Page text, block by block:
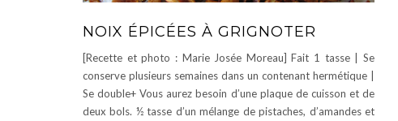
NOIX ÉPICÉES À GRIGNOTER
[Recette et photo : Marie Josée Moreau] Fait 1 tasse | Se
conserve plusieurs semaines dans un contenant hermétique |
Se double+ Vous aurez besoin d’une plaque de cuisson et de
deux bols. ½ tasse d’un mélange de pistaches, d’amandes et